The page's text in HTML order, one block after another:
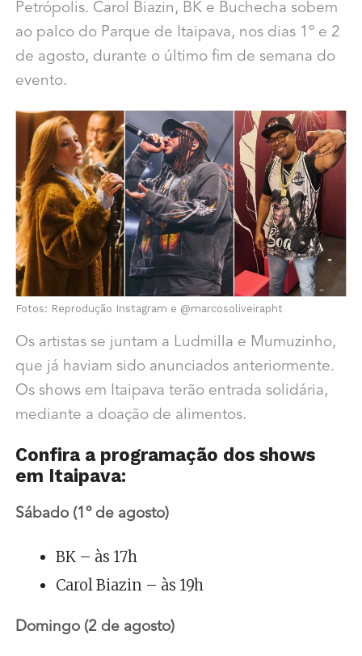
Petrópolis. Carol Biazin, BK e Buchecha sobem
ao palco do Parque de Itaipava, nos dias 1º e 2
de agosto, durante o último fim de semana do
evento.
Fotos: Reprodução Instagram e @marcosoliveirapht
Os artistas se juntam a Ludmilla e Mumuzinho,
que já haviam sido anunciados anteriormente.
Os shows em Itaipava terão entrada solidária,
mediante a doação de alimentos.
Confira a programação dos shows
em Itaipava:
Sábado (1º de agosto)
BK – às 17h
Carol Biazin – às 19h
Domingo (2 de agosto)